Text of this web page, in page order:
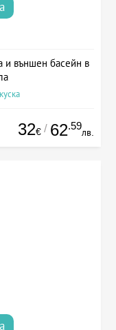
и външен басейн в
32€ / 62.59
лв.